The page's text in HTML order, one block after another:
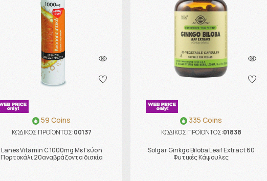
59 Coins
ΚΩΔΙΚΟΣ ΠΡΟΪΟΝΤΟΣ:00137
Lanes Vitamin C 1000mg Με Γεύση
Πορτοκάλι 20αναβράζοντα δισκία
335 Coins
ΚΩΔΙΚΟΣ ΠΡΟΪΟΝΤΟΣ:01838
Solgar Ginkgo Biloba Leaf Extract 60
Φυτικές Κάψουλες